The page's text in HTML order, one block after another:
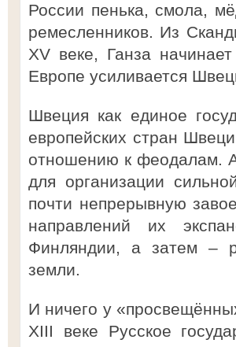
России пенька, смола,
ремесленников. Из
XV веке, Ганза
Европе усиливается
Швеция как единое
европейских стран
отношению к феодалам.
для организации
почти непрерывную
направлений их
Финляндии, а затем –
земли.
И ничего у
XIII веке Русское